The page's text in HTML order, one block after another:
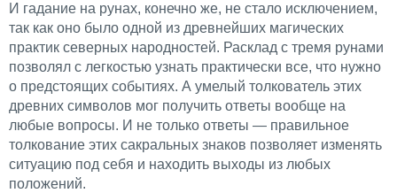
И гадание на рунах, конечно же, не стало исключением,
так как оно было одной из древнейших магических
практик северных народностей. Расклад с тремя рунами
позволял с легкостью узнать практически все, что нужно
о предстоящих событиях. А умелый толкователь этих
древних символов мог получить ответы вообще на
любые вопросы. И не только ответы — правильное
толкование этих сакральных знаков позволяет изменять
ситуацию под себя и находить выходы из любых
положений.